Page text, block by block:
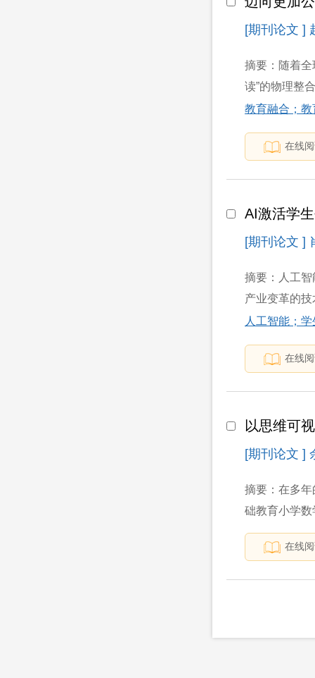
[期刊论文 ]
摘要：随着
读”的物理整
教育融合；
在线
AI激活学
[期刊论文 ]
摘要：人工
产业变革的
人工智能；
在线
以思维可
[期刊论文 ]
摘要：在多
础教育小学
在线